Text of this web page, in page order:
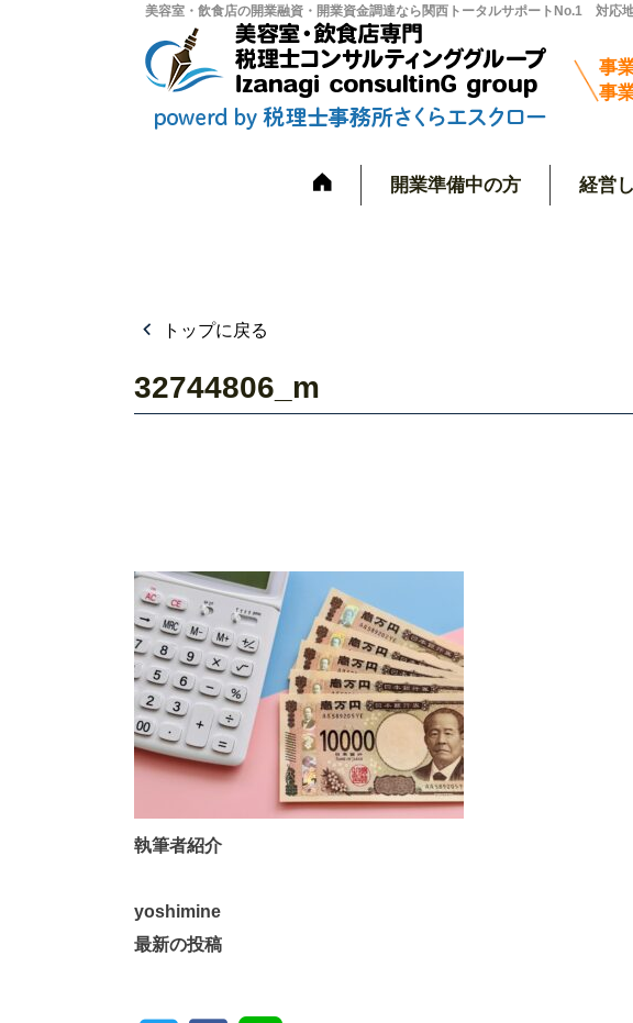
美容室・飲食店の開業融資・開業資金調達なら関西トータルサポートNo.1 対応
事
事
開業準備中の方 経営
トップに戻る
32744806_m
執筆者紹介
yoshimine
最新の投稿